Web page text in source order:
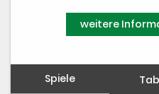
weitere
Spiele